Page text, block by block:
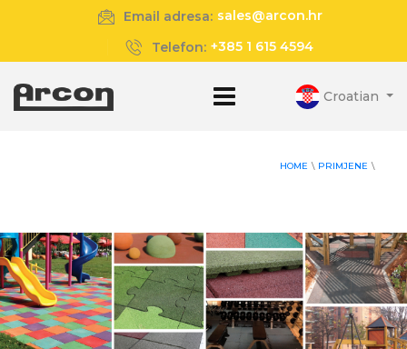
Email adresa: sales@arcon.hr
Telefon: +385 1 615 4594
Croatian
HOME \ PRIMJENE \